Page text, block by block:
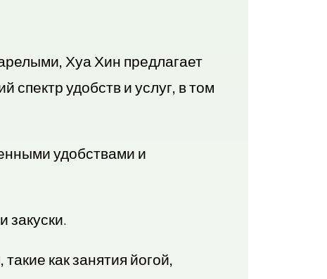
Хуа Хин предлагает
удобств и услуг, в том
удобствами и
закуски.
как занятия йогой,